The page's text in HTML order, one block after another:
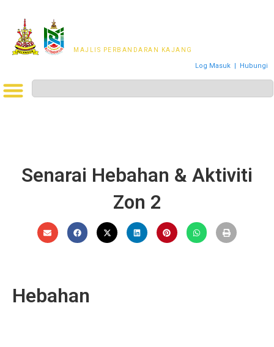
MAJLIS PERBANDARAN KAJANG
Log Masuk | Hubungi
Senarai Hebahan & Aktiviti
Zon 2
Hebahan